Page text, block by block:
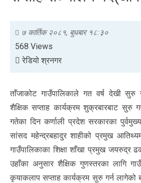
७ कार्तिक २०८१, बुधबार १८:३०
568 Views
रेडियो श्रनगर
ताँजाकोट गाउँपालिकाले गत वर्ष देखी सुरु
शैक्षिक सप्ताह कार्यक्रम शुक्रबारबाट सुरु
गतेका दिन कर्णाली प्रदेश सरकारका
सांसद महेन्द्रबहादुर शाहीको प्रमुख
गाउँपालिकाका शिक्षा शाँखा प्रमुख जयरुद्र
उहाँका अनुसार शैक्षिक गुणस्तरका लागि
कृयाकलाप सप्ताह कार्यक्रम सुरु गर्न लागेको